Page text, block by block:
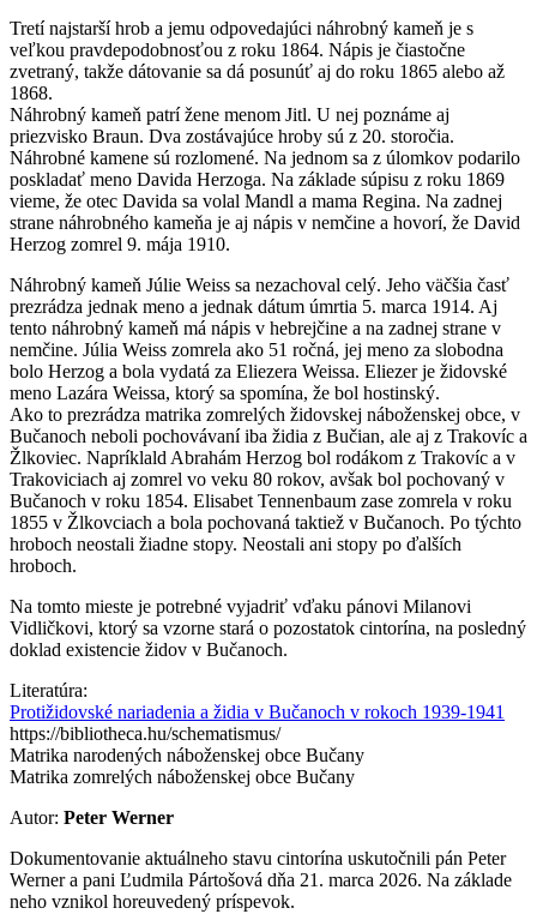
Tretí najstarší hrob a jemu odpovedajúci náhrobný kameň je s
veľkou pravdepodobnosťou z roku 1864. Nápis je čiastočne
zvetraný, takže dátovanie sa dá posunúť aj do roku 1865 alebo až
1868.
Náhrobný kameň patrí žene menom Jitl. U nej poznáme aj
priezvisko Braun. Dva zostávajúce hroby sú z 20. storočia.
Náhrobné kamene sú rozlomené. Na jednom sa z úlomkov podarilo
poskladať meno Davida Herzoga. Na základe súpisu z roku 1869
vieme, že otec Davida sa volal Mandl a mama Regina. Na zadnej
strane náhrobného kameňa je aj nápis v nemčine a hovorí, že David
Herzog zomrel 9. mája 1910.
Náhrobný kameň Júlie Weiss sa nezachoval celý. Jeho väčšia časť
prezrádza jednak meno a jednak dátum úmrtia 5. marca 1914. Aj
tento náhrobný kameň má nápis v hebrejčine a na zadnej strane v
nemčine. Júlia Weiss zomrela ako 51 ročná, jej meno za slobodna
bolo Herzog a bola vydatá za Eliezera Weissa. Eliezer je židovské
meno Lazára Weissa, ktorý sa spomína, že bol hostinský.
Ako to prezrádza matrika zomrelých židovskej náboženskej obce, v
Bučanoch neboli pochovávaní iba židia z Bučian, ale aj z Trakovíc a
Žlkoviec. Napríklald Abrahám Herzog bol rodákom z Trakovíc a v
Trakoviciach aj zomrel vo veku 80 rokov, avšak bol pochovaný v
Bučanoch v roku 1854. Elisabet Tennenbaum zase zomrela v roku
1855 v Žlkovciach a bola pochovaná taktiež v Bučanoch. Po týchto
hroboch neostali žiadne stopy. Neostali ani stopy po ďalších
hroboch.
Na tomto mieste je potrebné vyjadriť vďaku pánovi Milanovi
Vidličkovi, ktorý sa vzorne stará o pozostatok cintorína, na posledný
doklad existencie židov v Bučanoch.
Literatúra:
Protižidovské nariadenia a židia v Bučanoch v rokoch 1939-1941
https://bibliotheca.hu/schematismus/
Matrika narodených náboženskej obce Bučany
Matrika zomrelých náboženskej obce Bučany
Autor: Peter Werner
Dokumentovanie aktuálneho stavu cintorína uskutočnili pán Peter
Werner a pani Ľudmila Pártošová dňa 21. marca 2026. Na základe
neho vznikol horeuvedený príspevok.